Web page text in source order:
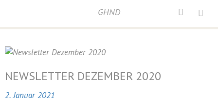
Newsletter Dezember 2020
NEWSLETTER DEZEMBER 2020
2. Januar 2021
GHND